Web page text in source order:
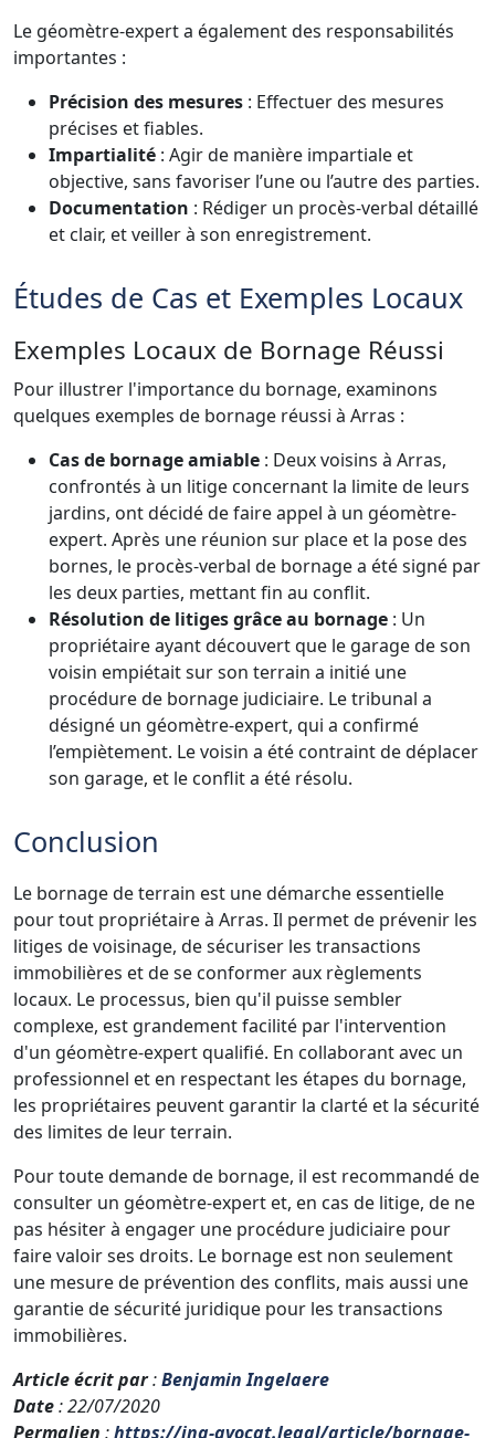
Le géomètre-expert a également des responsabilités
importantes :
Précision des mesures : Effectuer des mesures
précises et fiables.
Impartialité : Agir de manière impartiale et
objective, sans favoriser l’une ou l’autre des parties.
Documentation : Rédiger un procès-verbal détaillé
et clair, et veiller à son enregistrement.
Études de Cas et Exemples Locaux
Exemples Locaux de Bornage Réussi
Pour illustrer l'importance du bornage, examinons
quelques exemples de bornage réussi à Arras :
Cas de bornage amiable : Deux voisins à Arras,
confrontés à un litige concernant la limite de leurs
jardins, ont décidé de faire appel à un géomètre-
expert. Après une réunion sur place et la pose des
bornes, le procès-verbal de bornage a été signé par
les deux parties, mettant fin au conflit.
Résolution de litiges grâce au bornage : Un
propriétaire ayant découvert que le garage de son
voisin empiétait sur son terrain a initié une
procédure de bornage judiciaire. Le tribunal a
désigné un géomètre-expert, qui a confirmé
l’empiètement. Le voisin a été contraint de déplacer
son garage, et le conflit a été résolu.
Conclusion
Le bornage de terrain est une démarche essentielle
pour tout propriétaire à Arras. Il permet de prévenir les
litiges de voisinage, de sécuriser les transactions
immobilières et de se conformer aux règlements
locaux. Le processus, bien qu'il puisse sembler
complexe, est grandement facilité par l'intervention
d'un géomètre-expert qualifié. En collaborant avec un
professionnel et en respectant les étapes du bornage,
les propriétaires peuvent garantir la clarté et la sécurité
des limites de leur terrain.
Pour toute demande de bornage, il est recommandé de
consulter un géomètre-expert et, en cas de litige, de ne
pas hésiter à engager une procédure judiciaire pour
faire valoir ses droits. Le bornage est non seulement
une mesure de prévention des conflits, mais aussi une
garantie de sécurité juridique pour les transactions
immobilières.
Article écrit par:Benjamin Ingelaere
Date: 22/07/2020
Permalien :https://ing-avocat.legal/article/bornage-